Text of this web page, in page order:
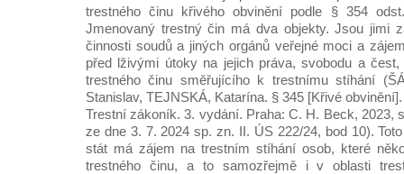
trestného činu křivého obvinění podle § 354
Jmenovaný trestný čin má dva objekty. Jsou jimi
činnosti soudů a jiných orgánů veřejné moci a
před lživými útoky na jejich práva, svobodu a
trestného činu směřujícího k trestnímu stíhání
Stanislav, TEJNSKÁ, Katarína. § 345 [Křivé
Trestní zákoník. 3. vydání. Praha: C. H. Beck, 2023,
ze dne 3. 7. 2024 sp. zn. II. ÚS 222/24, bod 10).
stát má zájem na trestním stíhání osob, které
trestného činu, a to samozřejmě i v oblasti